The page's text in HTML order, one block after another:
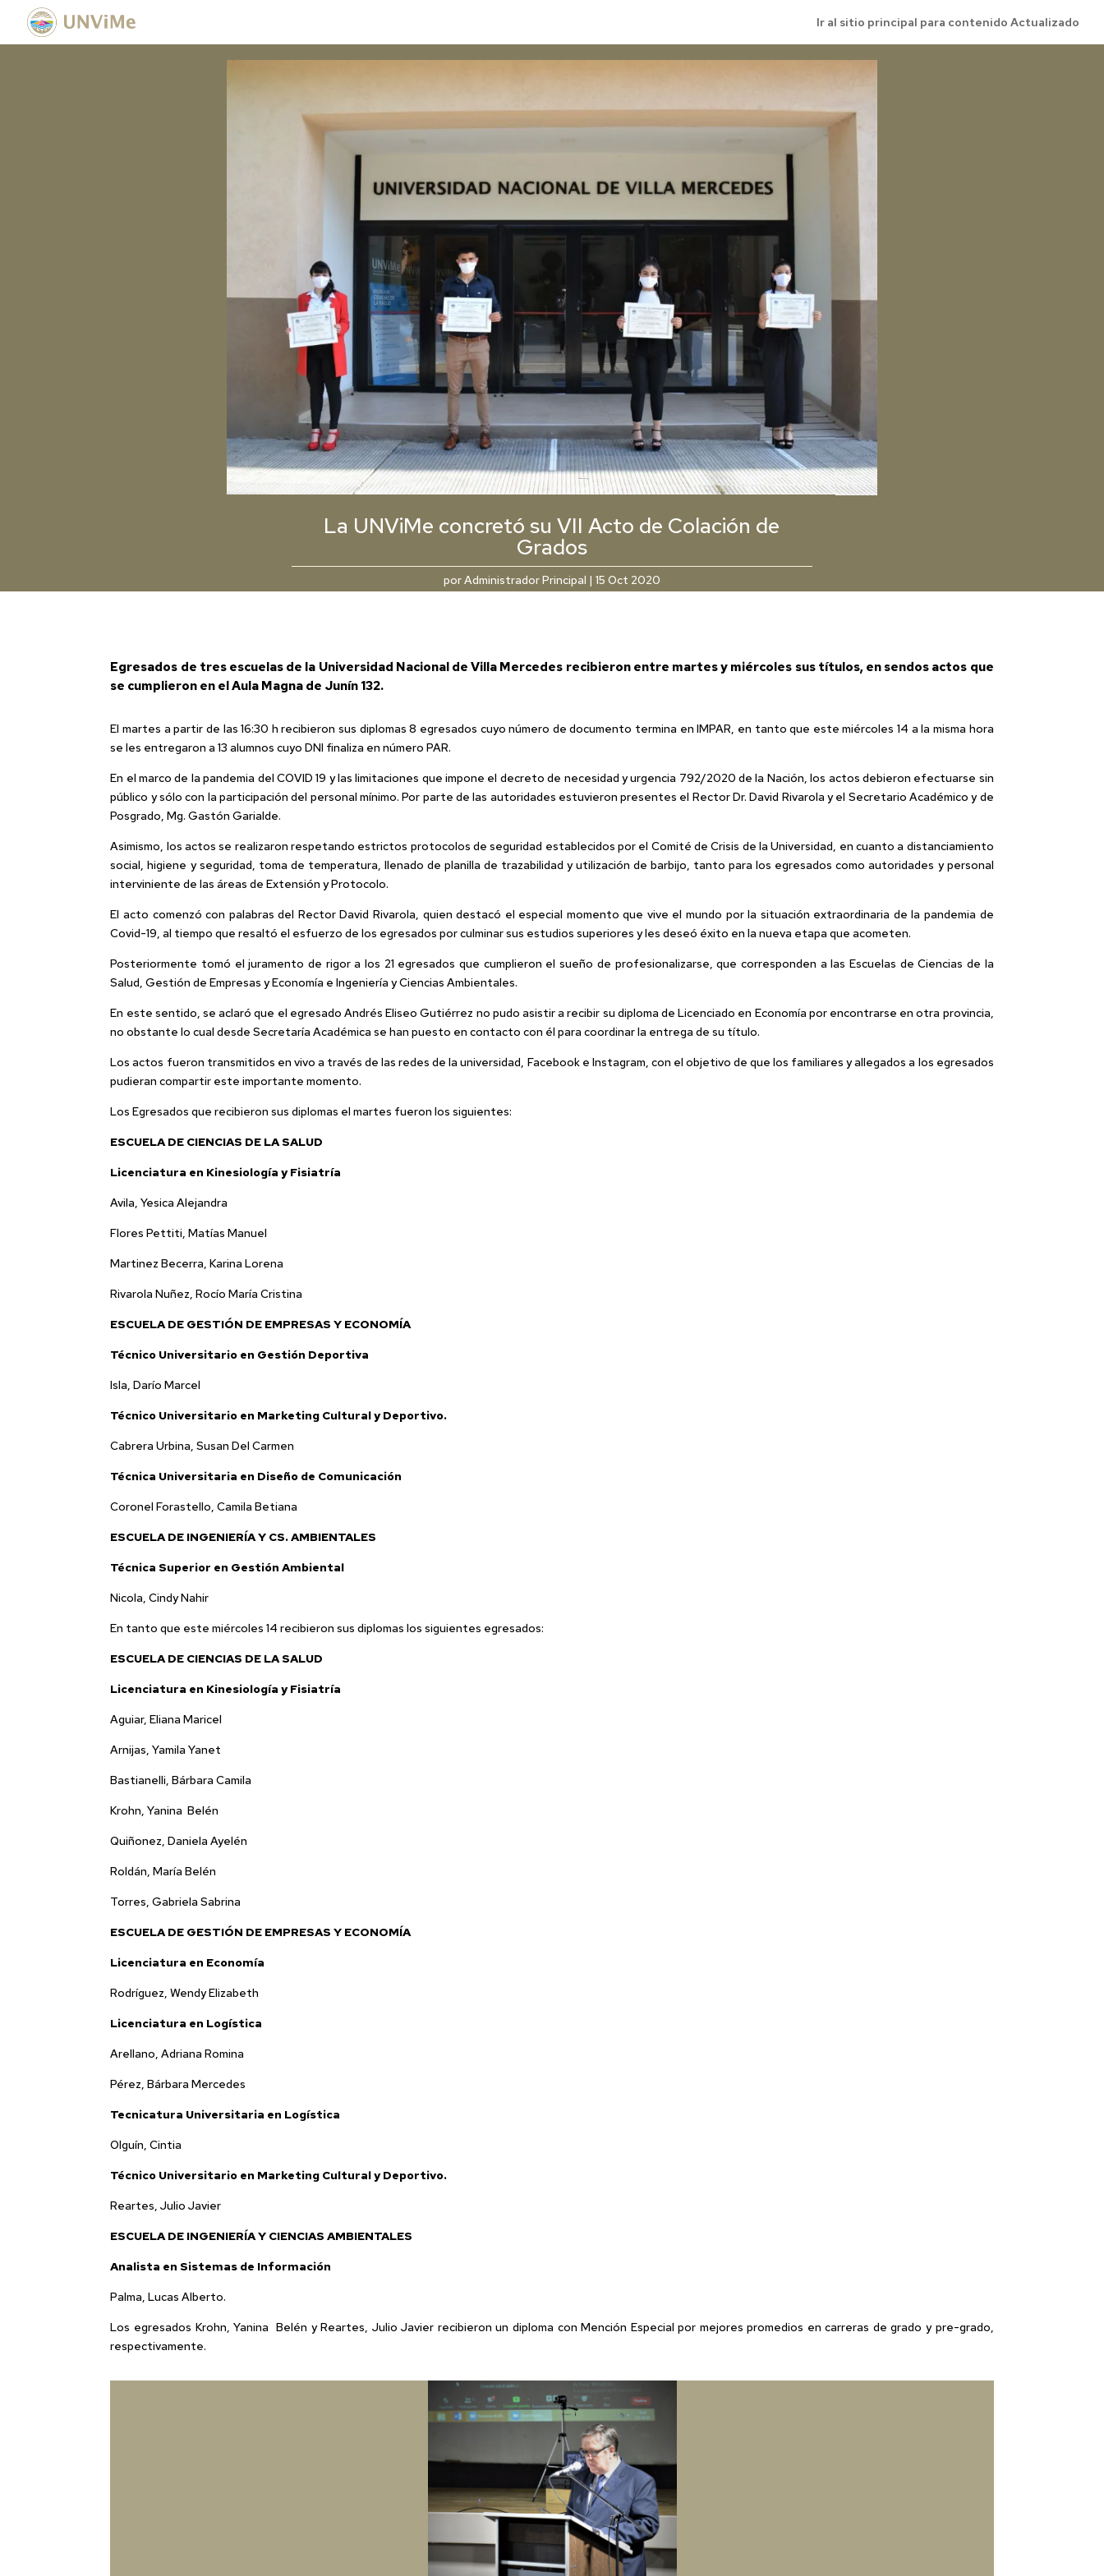
Ir al sitio principal para contenido Actualizado
La UNViMe concretó su VII Acto de Colación de
Grados
porAdministrador Principal | 15 Oct 2020
Egresados de tres escuelas de la Universidad Nacional de Villa Mercedes recibieron entre martes y miércoles sus títulos, en sendos actos que
se cumplieron en el Aula Magna de Junín 132.
El martes a partir de las 16:30 h recibieron sus diplomas 8 egresados cuyo número de documento termina en IMPAR, en tanto que este miércoles 14 a la misma hora
se les entregaron a 13 alumnos cuyo DNI finaliza en número PAR.
En el marco de la pandemia del COVID 19 y las limitaciones que impone el decreto de necesidad y urgencia 792/2020 de la Nación, los actos debieron efectuarse sin
público y sólo con la participación del personal mínimo. Por parte de las autoridades estuvieron presentes el Rector Dr. David Rivarola y el Secretario Académico y de
Posgrado, Mg. Gastón Garialde.
Asimismo, los actos se realizaron respetando estrictos protocolos de seguridad establecidos por el Comité de Crisis de la Universidad, en cuanto a distanciamiento
social, higiene y seguridad, toma de temperatura, llenado de planilla de trazabilidad y utilización de barbijo, tanto para los egresados como autoridades y personal
interviniente de las áreas de Extensión y Protocolo.
El acto comenzó con palabras del Rector David Rivarola, quien destacó el especial momento que vive el mundo por la situación extraordinaria de la pandemia de
Covid-19, al tiempo que resaltó el esfuerzo de los egresados por culminar sus estudios superiores y les deseó éxito en la nueva etapa que acometen.
Posteriormente tomó el juramento de rigor a los 21 egresados que cumplieron el sueño de profesionalizarse, que corresponden a las Escuelas de Ciencias de la
Salud, Gestión de Empresas y Economía e Ingeniería y Ciencias Ambientales.
En este sentido, se aclaró que el egresado Andrés Eliseo Gutiérrez no pudo asistir a recibir su diploma de Licenciado en Economía por encontrarse en otra provincia,
no obstante lo cual desde Secretaría Académica se han puesto en contacto con él para coordinar la entrega de su título.
Los actos fueron transmitidos en vivo a través de las redes de la universidad, Facebook e Instagram, con el objetivo de que los familiares y allegados a los egresados
pudieran compartir este importante momento.
Los Egresados que recibieron sus diplomas el martes fueron los siguientes:
ESCUELA DE CIENCIAS DE LA SALUD
Licenciatura en Kinesiología y Fisiatría
Avila, Yesica Alejandra
Flores Pettiti, Matías Manuel
Martinez Becerra, Karina Lorena
Rivarola Nuñez, Rocío María Cristina
ESCUELA DE GESTIÓN DE EMPRESAS Y ECONOMÍA
Técnico Universitario en Gestión Deportiva
Isla, Darío Marcel
Técnico Universitario en Marketing Cultural y Deportivo.
Cabrera Urbina, Susan Del Carmen
Técnica Universitaria en Diseño de Comunicación
Coronel Forastello, Camila Betiana
ESCUELA DE INGENIERÍA Y CS. AMBIENTALES
Técnica Superior en Gestión Ambiental
Nicola, Cindy Nahir
En tanto que este miércoles 14 recibieron sus diplomas los siguientes egresados:
ESCUELA DE CIENCIAS DE LA SALUD
Licenciatura en Kinesiología y Fisiatría
Aguiar, Eliana Maricel
Arnijas, Yamila Yanet
Bastianelli, Bárbara Camila
Krohn, Yanina Belén
Quiñonez, Daniela Ayelén
Roldán, María Belén
Torres, Gabriela Sabrina
ESCUELA DE GESTIÓN DE EMPRESAS Y ECONOMÍA
Licenciatura en Economía
Rodríguez, Wendy Elizabeth
Licenciatura en Logística
Arellano, Adriana Romina
Pérez, Bárbara Mercedes
Tecnicatura Universitaria en Logística
Olguín, Cintia
Técnico Universitario en Marketing Cultural y Deportivo.
Reartes, Julio Javier
ESCUELA DE INGENIERÍA Y CIENCIAS AMBIENTALES
Analista en Sistemas de Información
Palma, Lucas Alberto.
Los egresados Krohn, Yanina Belén y Reartes, Julio Javier recibieron un diploma con Mención Especial por mejores promedios en carreras de grado y pre-grado,
respectivamente.